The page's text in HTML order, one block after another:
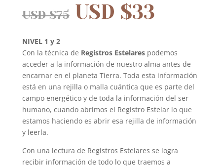
5 basado
en
USD $75 USD $33
NIVEL 1 y 2
Con la técnica de Registros Estelarespodemos
acceder a la información de nuestro alma antes de
encarnar en el planeta Tierra. Toda esta información
está en una rejilla o malla cuántica que es parte del
campo energético y de toda la información del ser
humano, cuando abrimos el Registro Estelar lo que
estamos haciendo es abrir esa rejilla de información
y leerla.
Con una lectura de Registros Estelares se logra
recibir información de todo lo que traemos a